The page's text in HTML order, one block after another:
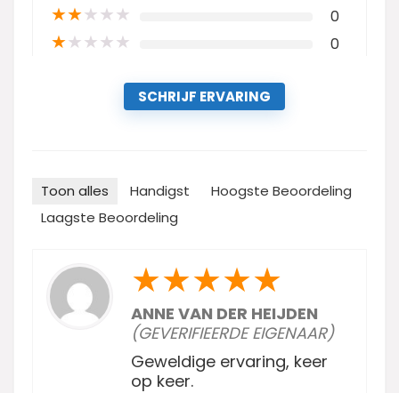
★★★★★ 0
★★★★★ 0
SCHRIJF ERVARING
Toon alles Handigst
Hoogste Beoordeling
Laagste Beoordeling
★★★★★
ANNE VAN DER HEIJDEN
(GEVERIFIEERDE EIGENAAR)
Geweldige ervaring, keer
op keer.